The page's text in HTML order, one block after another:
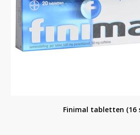
Finimal tabletten (16